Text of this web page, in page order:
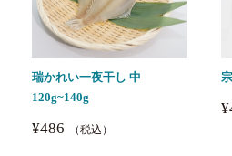
瑞かれい一夜干し 中
120g~140g
¥486 （税込）